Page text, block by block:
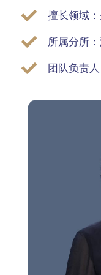
擅长领域
所属分所
团队负责